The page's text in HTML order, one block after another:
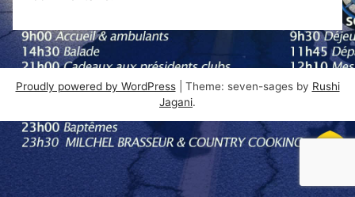
Proudly powered by WordPress Theme: seven-sages by Rushi
Jagani.